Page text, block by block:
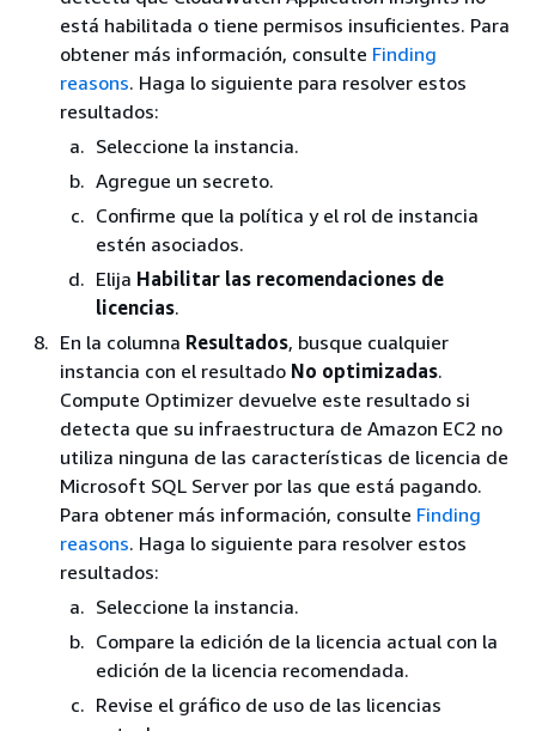
está habilitada o tiene permisos insuficientes. Para
obtener más información, consulte Finding
reasons. Haga lo siguiente para resolver estos
resultados:
Seleccione la instancia.
Agregue un secreto.
Confirme que la política y el rol de instancia
estén asociados.
Elija Habilitar las recomendaciones de
licencias.
En la columna Resultados, busque cualquier
instancia con el resultado No optimizadas.
Compute Optimizer devuelve este resultado si
detecta que su infraestructura de Amazon EC2 no
utiliza ninguna de las características de licencia de
Microsoft SQL Server por las que está pagando.
Para obtener más información, consulte Finding
reasons. Haga lo siguiente para resolver estos
resultados:
Seleccione la instancia.
Compare la edición de la licencia actual con la
edición de la licencia recomendada.
Revise el gráfico de uso de las licencias